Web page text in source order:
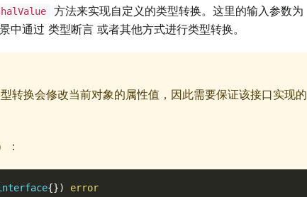
方法来实现自定义的类型转换。这里的输入参数为
中通过 类型断言 或者其他方式进行类型转换。
转换会修改当前对象的属性值，因此需要保证该接口实现的
：
{}) error